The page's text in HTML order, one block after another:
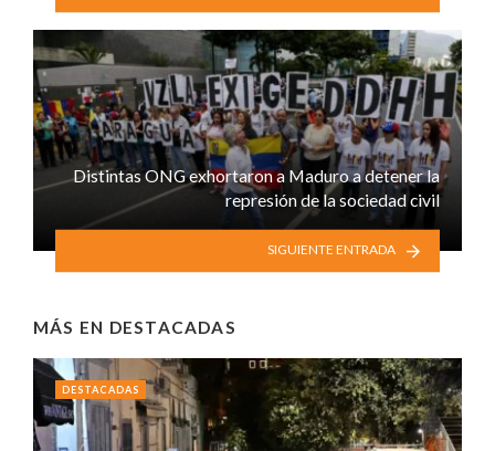
Distintas ONG exhortaron a Maduro a detener la
represión de la sociedad civil
SIGUIENTE ENTRADA
MÁS EN DESTACADAS
DESTACADAS